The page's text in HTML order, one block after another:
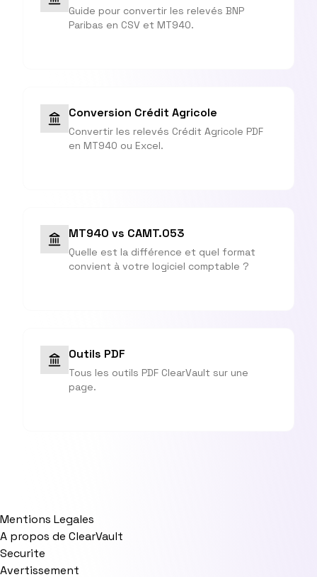
Guide pour convertir les relevés BNP
Paribas en CSV et MT940.
Conversion Crédit Agricole
Convertir les relevés Crédit Agricole PDF
en MT940 ou Excel.
MT940 vs CAMT.053
Quelle est la différence et quel format
convient à votre logiciel comptable ?
Outils PDF
Tous les outils PDF ClearVault sur une
page.
Mentions Legales
A propos de ClearVault
Securite
Avertissement